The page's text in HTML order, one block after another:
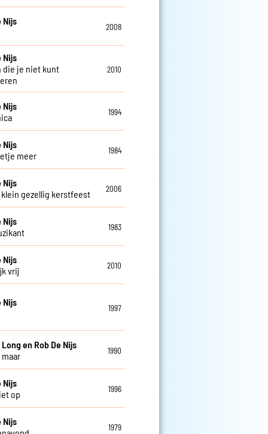
Nijs
2008
Nijs
die je niet kunt
2010
Nijs
1994
Nijs
meer
1984
Nijs
gezellig kerstfeest
2006
Nijs
1983
Nijs
vrij
2010
Nijs
1997
en Rob De Nijs
maar
1990
Nijs
op
1996
Nijs
1979